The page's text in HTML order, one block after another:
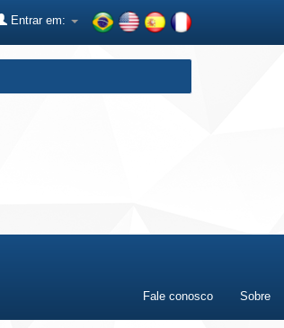
Entrar em:
Fale conosco Sobre